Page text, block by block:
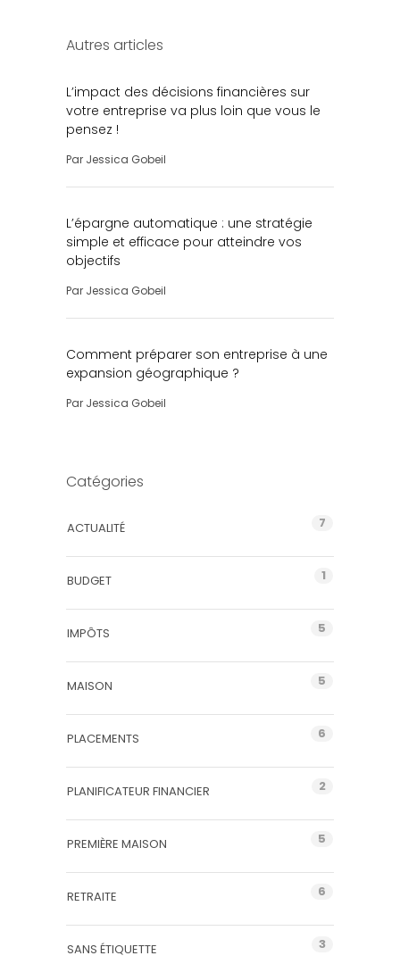
Autres articles
L’impact des décisions financières sur
votre entreprise va plus loin que vous le
pensez !
Par Jessica Gobeil
L’épargne automatique : une stratégie
simple et efficace pour atteindre vos
objectifs
Par Jessica Gobeil
Comment préparer son entreprise à une
expansion géographique ?
Par Jessica Gobeil
Catégories
ACTUALITÉ 7
BUDGET 1
IMPÔTS 5
MAISON 5
PLACEMENTS 6
PLANIFICATEUR FINANCIER 2
PREMIÈRE MAISON 5
RETRAITE 6
SANS ÉTIQUETTE 3